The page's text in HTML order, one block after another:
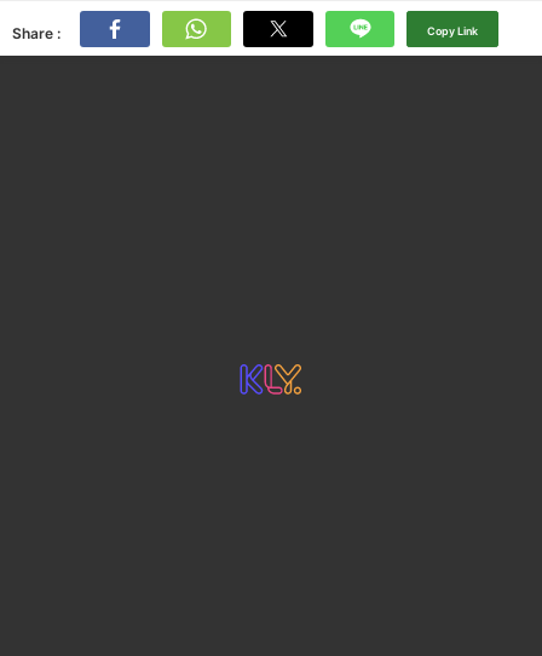
Share : Copy Link